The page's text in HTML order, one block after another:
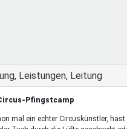
Leistungen, Leitung
Pfingstcamp
mal ein echter Circuskünstler, hast